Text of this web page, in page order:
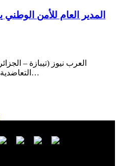
المدير العام للأمن
العرب نيوز (تيبازة –
التعاضدية ورئيس مجلس الإدارة، ومديرين…